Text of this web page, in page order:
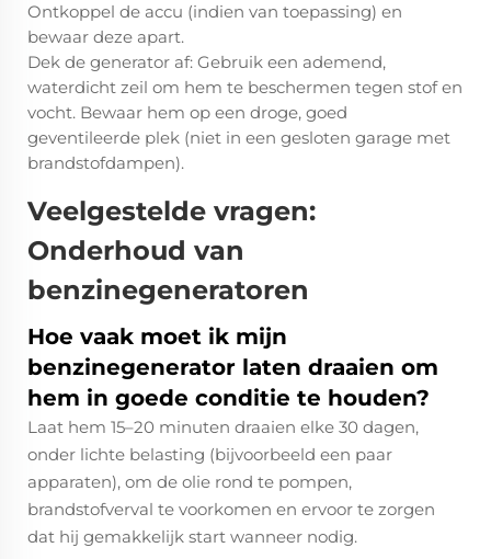
Ontkoppel de accu (indien van toepassing) en
bewaar deze apart.
Dek de generator af: Gebruik een ademend,
waterdicht zeil om hem te beschermen tegen stof en
vocht. Bewaar hem op een droge, goed
geventileerde plek (niet in een gesloten garage met
brandstofdampen).
Veelgestelde vragen:
Onderhoud van
benzinegeneratoren
Hoe vaak moet ik mijn
benzinegenerator laten draaien om
hem in goede conditie te houden?
Laat hem 15–20 minuten draaien elke 30 dagen,
onder lichte belasting (bijvoorbeeld een paar
apparaten), om de olie rond te pompen,
brandstofverval te voorkomen en ervoor te zorgen
dat hij gemakkelijk start wanneer nodig.